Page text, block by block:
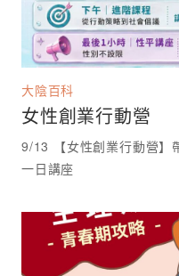
大陰百科
女性創業行動營
9/13 【女性創業行動營】